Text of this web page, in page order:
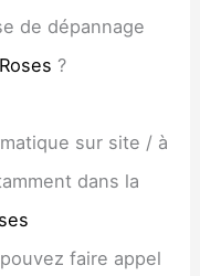
de dépannage
?
sur site / à
dans la
faire appel